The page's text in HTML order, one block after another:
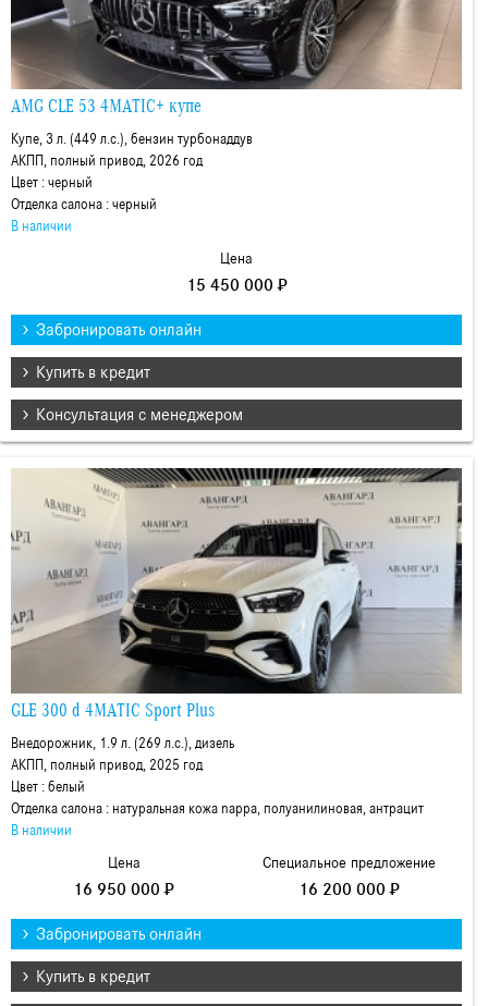
AMG CLE 53 4MATIC+ купе
Купе, 3 л. (449 л.с.), бензин турбонаддув
АКПП, полный привод, 2026 год
Цвет : черный
Отделка салона : черный
В наличии
Цена
15 450 000 ₽
Забронировать онлайн
Купить в кредит
Консультация с менеджером
GLE 300 d 4MATIC Sport Plus
Внедорожник, 1.9 л. (269 л.с.), дизель
АКПП, полный привод, 2025 год
Цвет : белый
Отделка салона : натуральная кожа nappa, полуанилиновая, антрацит
В наличии
Цена
16 950 000 ₽
Специальное предложение
16 200 000 ₽
Забронировать онлайн
Купить в кредит